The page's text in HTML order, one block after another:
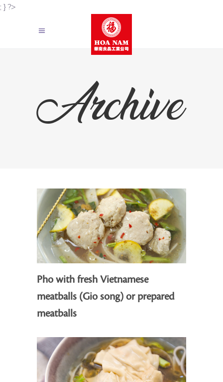
; } ?>
Archive
Pho with fresh Vietnamese
meatballs (Gio song) or prepared
meatballs